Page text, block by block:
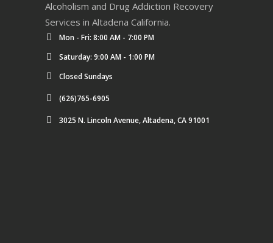
Alcoholism and Drug Addiction Recovery
Services in Altadena California.
Mon - Fri: 8:00 AM - 7:00 PM
Saturday: 9:00 AM - 1:00 PM
Closed Sundays
(626)765-6905
3025 N. Lincoln Avenue, Altadena, CA 91001